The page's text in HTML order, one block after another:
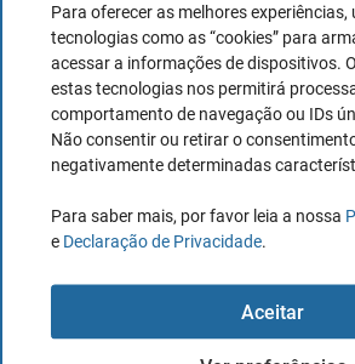
Para oferecer as melhores
tecnologias como as “cookies” para
acessar a informações de dispositivos.
estas tecnologias nos permitirá
comportamento de navegação ou IDs
Não consentir ou retirar o
negativamente determinadas
Para saber mais, por favor leia a nossa
e Declaração de Privacidade.
Aceitar
4 Outubro, 2022
Como comprar
Portugal
Volatilidade: o que
investimentos